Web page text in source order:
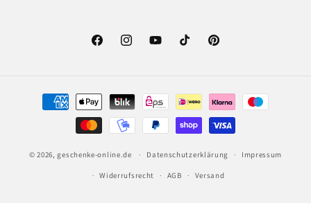
FacebookInstagramYouTubeTikTok Pinterest
Zahlungsmethoden
© 2026,geschenke-online.de Datenschutzerklärung Impressum
Widerrufsrecht AGB Versand